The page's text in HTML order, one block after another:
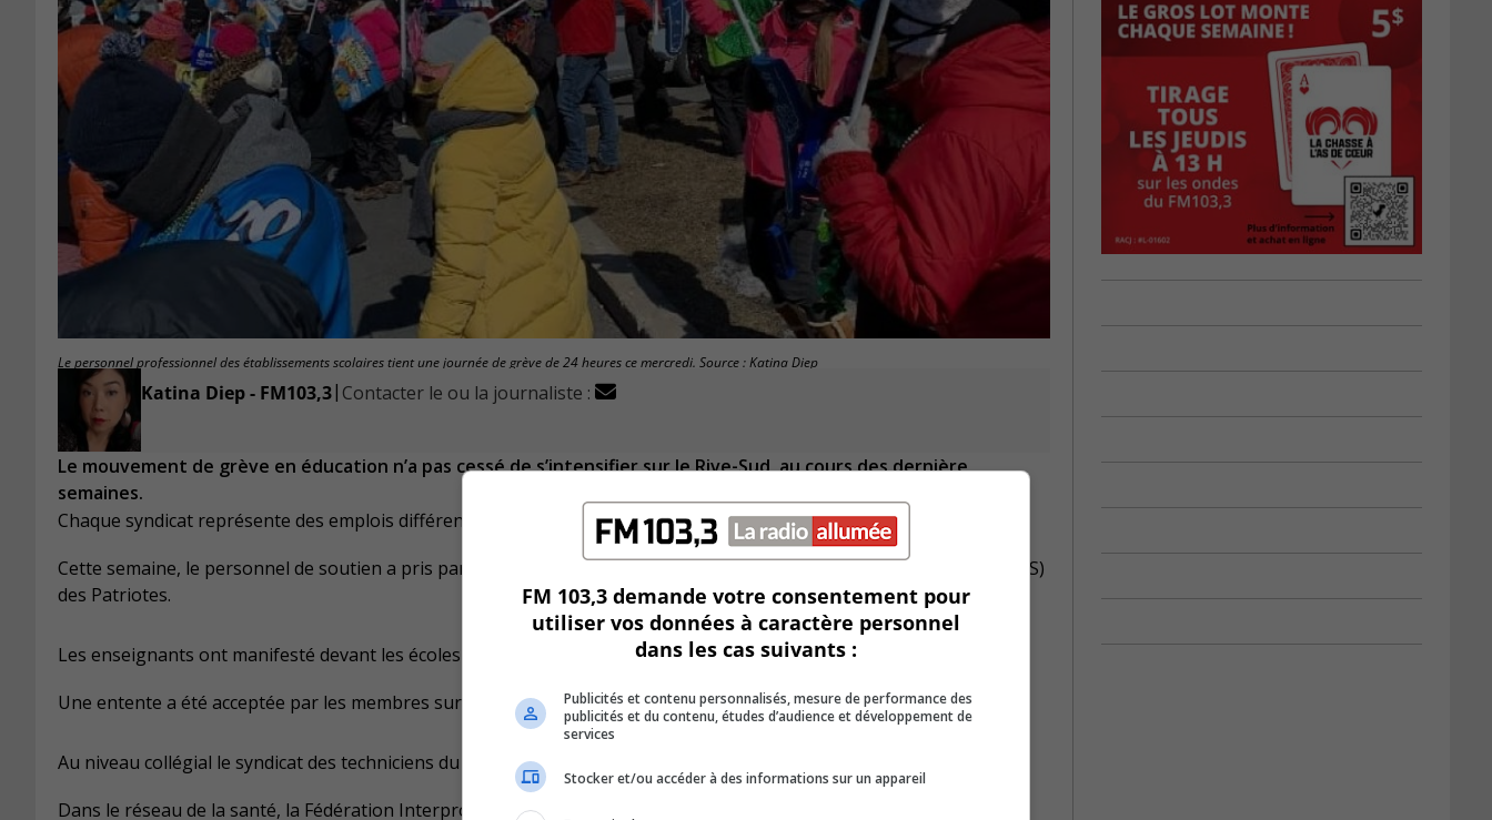
Le personnel professionnel des établissements scolaires tient une journée de grève de 24 heures ce mercredi. Source : Katina Diep
Katina Diep - FM103,3| Contacter le ou la journaliste :
Le mouvement de grève en éducation n’a pas cessé de s’intensifier sur le Rive-Sud, au cours des dernière
semaines.
Chaque syndicat représente des emplois différents et donc les membres n’ont pas débrayé le même jour.
Cette semaine, le personnel de soutien a pris part à des moyens de pression devant le Centre de services scolaire (CSS)
des Patriotes.
Les enseignants ont manifesté devant les écoles en avril, dénonçant la surcharge de travail.
Une entente a été acceptée par les membres sur certains aspects de leur convention collective.
Au niveau collégial le syndicat des techniciens du cégep Édouard-Montpetit, a déclenché une grève en mars.
Dans le réseau de la santé, la Fédération Interprofessionnelle de la santé du Québec (infirmières) et l’Alliance du
FM 103,3 demande votre consentement pour
utiliser vos données à caractère personnel
dans les cas suivants :
Publicités et contenu personnalisés, mesure de performance des
publicités et du contenu, études d’audience et développement de
services
Stocker et/ou accéder à des informations sur un appareil